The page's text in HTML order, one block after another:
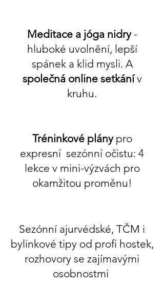
Meditace a jóga nidry-
hluboké uvolnění, lepší
spánek a klid mysli. A
společná online setkánív
kruhu.
Tréninkové plánypro
expresní sezónní očistu: 4
lekce v mini-výzvách pro
okamžitou proměnu!
Sezónní ajurvédské, TČM i
bylinkové tipy od profi hostek,
rozhovory se zajímavými
osobnostmi